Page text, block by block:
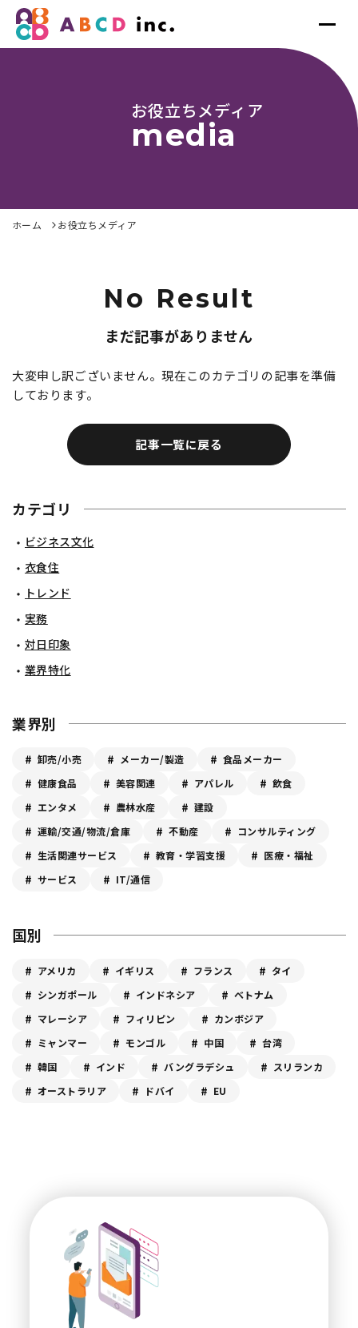
お役立ちメディア
media
ホーム お役立ちメディア
No Result
まだ記事がありません
大変申し訳ございません。現在このカテゴリの記事を準備
しております。
記事一覧に戻る
カテゴリ
ビジネス文化
衣食住
トレンド
実務
対日印象
業界特化
業界別
卸売/小売 メーカー/製造
食品メーカー
健康食品
美容関連 アパレル
飲食
エンタメ
農林水産
建設
運輸/交通/物流/倉庫
不動産
コンサルティング
生活関連サービス
教育・学習支援
医療・福祉
サービス
IT/通信
国別
アメリカ イギリス フランス
タイ
シンガポール
インドネシア
ベトナム
マレーシア
フィリピン
カンボジア
ミャンマー
モンゴル 中国
台湾
韓国
インド バングラデシュ
スリランカ
オーストラリア
ドバイ EU